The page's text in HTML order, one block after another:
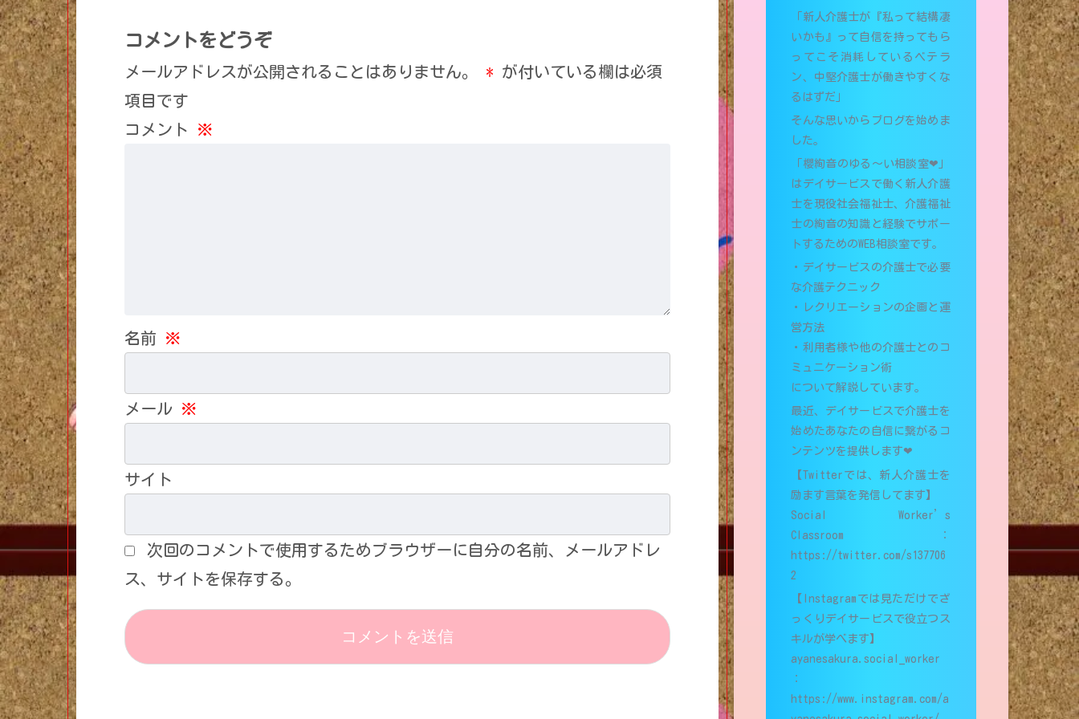
コメントをどうぞ
メールアドレスが公開されることはありません。 * が付いている欄は必須
項目です
コメント
※
名前 ※
メール ※
サイト
次回のコメントで使用するためブラウザーに自分の名前、メールアドレ
ス、サイトを保存する。
「新人介護士が『私って結構凄
いかも』って自信を持ってもら
ってこそ消耗しているベテラ
ン、中堅介護士が働きやすくな
るはずだ」
そんな思いからブログを始めま
した。
「櫻絢音のゆる〜い相談室❤︎」
はデイサービスで働く新人介護
士を現役社会福祉士、介護福祉
士の絢音の知識と経験でサポー
トするためのWEB相談室です。
・デイサービスの介護士で必要
な介護テクニック
・レクリエーションの企画と運
営方法
・利用者様や他の介護士とのコ
ミュニケーション術
について解説しています。
最近、デイサービスで介護士を
始めたあなたの自信に繋がるコ
ンテンツを提供します❤︎
【Twitterでは、新人介護士を
励ます言葉を発信してます】
Social Worker’s
Classroom：
https://twitter.com/s137706
2
【Instagramでは見ただけでざ
っくりデイサービスで役立つス
キルが学べます】
ayanesakura.social_worker
：
https://www.instagram.com/a